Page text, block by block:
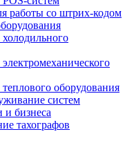
работы со штрих-кодом
оборудования
систем
и бизнеса
тахографов